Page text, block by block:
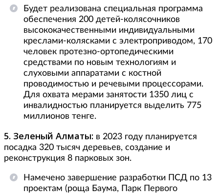
Будет реализована специальная программа
обеспечения 200 детей-колясочников
высококачественными индивидуальными
креслами-колясками с электроприводом, 170
человек протезно-ортопедическими
средствами по новым технологиям и
слуховыми аппаратами с костной
проводимостью и речевыми процессорами.
Для охвата мерами занятости 1350 лиц с
инвалидностью планируется выделить 775
миллионов тенге.
5. Зеленый Алматы: в 2023 году планируется
посадка 320 тысяч деревьев, создание и
реконструкция 8 парковых зон.
Намечено завершение разработки ПСД по 13
проектам (роща Баума, Парк Первого